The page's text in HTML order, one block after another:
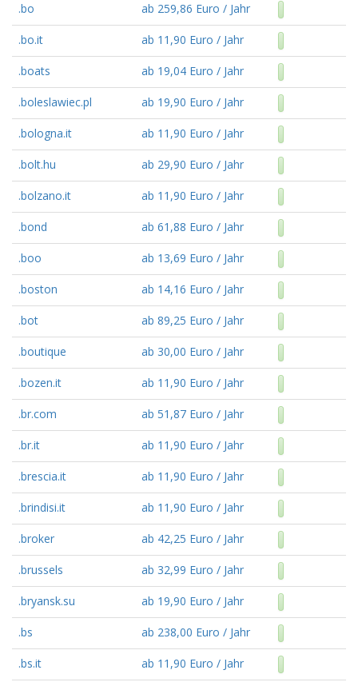
.bo ab 259,86 Euro / Jahr
.bo.it ab 11,90 Euro / Jahr
.boats ab 19,04 Euro / Jahr
.boleslawiec.pl ab 19,90 Euro / Jahr
.bologna.it ab 11,90 Euro / Jahr
.bolt.hu ab 29,90 Euro / Jahr
.bolzano.it ab 11,90 Euro / Jahr
.bond ab 61,88 Euro / Jahr
.boo ab 13,69 Euro / Jahr
.boston ab 14,16 Euro / Jahr
.bot ab 89,25 Euro / Jahr
.boutique ab 30,00 Euro / Jahr
.bozen.it ab 11,90 Euro / Jahr
.br.com ab 51,87 Euro / Jahr
.br.it ab 11,90 Euro / Jahr
.brescia.it ab 11,90 Euro / Jahr
.brindisi.it ab 11,90 Euro / Jahr
.broker ab 42,25 Euro / Jahr
.brussels ab 32,99 Euro / Jahr
.bryansk.su ab 19,90 Euro / Jahr
.bs ab 238,00 Euro / Jahr
.bs.it ab 11,90 Euro / Jahr